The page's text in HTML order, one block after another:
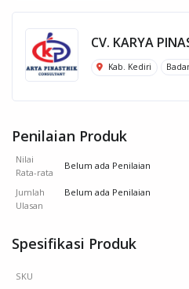
CV. KARYA
Kab. Kediri
Penilaian Produk
Nilai
Rata-rata
Belum ada Penilaian
Jumlah
Ulasan
Belum ada Penilaian
Spesifikasi Produk
SKU